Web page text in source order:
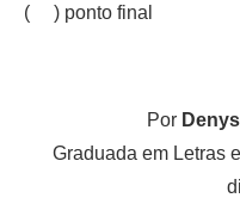
( ) ponto final
Por
Graduada em Letras